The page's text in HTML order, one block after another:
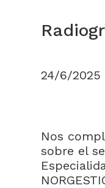
24/6/2025
Nos
sobre el